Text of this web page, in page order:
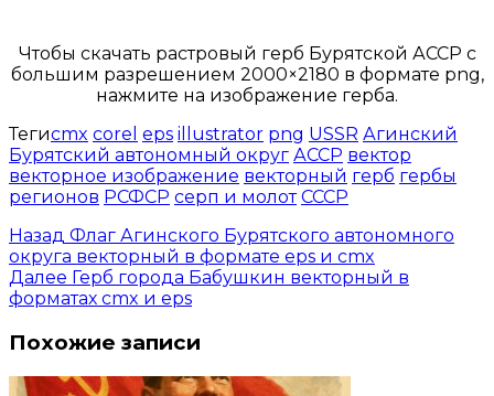
Чтобы скачать растровый герб Бурятской АССР с
большим разрешением 2000×2180 в формате png,
нажмите на изображение герба.
Тегиcmx corel eps illustrator png USSR Агинский
Бурятский автономный округ АССР вектор
векторное изображение векторный герб гербы
регионов РСФСР серп и молот СССР
Назад Флаг Агинского Бурятского автономного
округа векторный в формате eps и cmx
Далее Герб города Бабушкин векторный в
форматах cmx и eps
Похожие записи